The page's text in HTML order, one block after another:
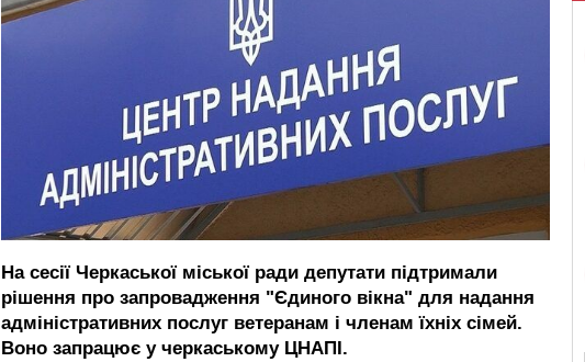
На сесії Черкаської міської ради депутати підтримали
рішення про запровадження "Єдиного вікна" для надання
адміністративних послуг ветеранам і членам їхніх сімей.
Воно запрацює у черкаському ЦНАПІ.